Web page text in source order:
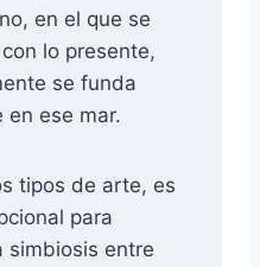
en el que se
lo presente,
se funda
en ese mar.
tipos de arte, es
para
simbiosis entre